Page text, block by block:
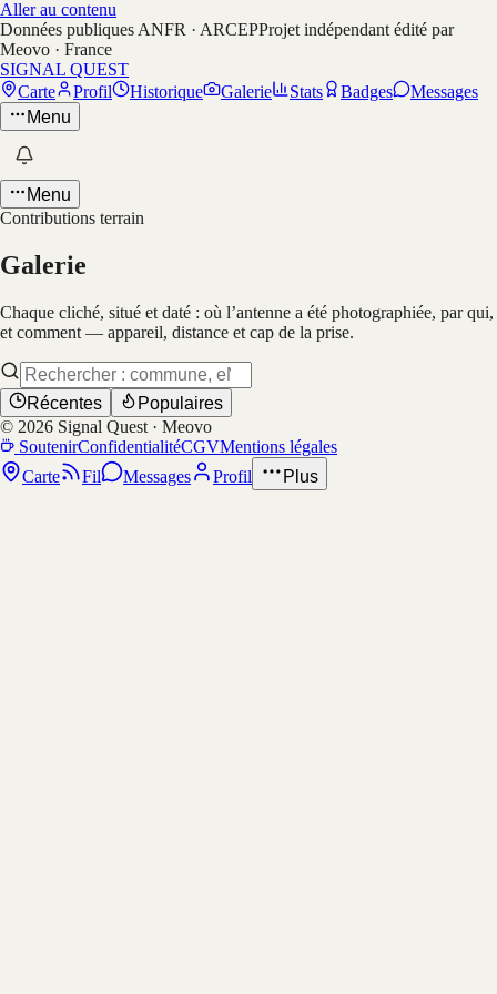
Aller au contenu
Données publiques ANFR · ARCEPProjet indépendant édité par
Meovo · France
SIGNAL QUEST
Carte
Profil Historique Galerie Stats Badges
Messages
Menu
Menu
Contributions terrain
Galerie
Chaque cliché, situé et daté : où l’antenne a été photographiée, par qui,
et comment — appareil, distance et cap de la prise.
Récentes
Populaires
© 2026 Signal Quest · Meovo
SoutenirConfidentialitéCGVMentions légales
Carte
Fil Messages Profil Plus